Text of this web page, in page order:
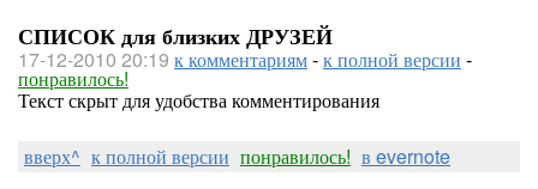
СПИСОК для близких ДРУЗЕЙ
17-12-2010 20:19 к комментариям-к полной версии -
понравилось!
Текст скрыт для удобства комментирования
вверх^ к полной версии понравилось! в evernote